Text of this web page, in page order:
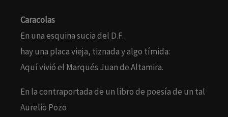
Caracolas
En una esquina sucia del D.F.
hay una placa vieja, tiznada y algo tímida:
Aquí vivió el Marqués Juan de Altamira.
En la contraportada de un libro de poesía de un tal
Aurelio Pozo